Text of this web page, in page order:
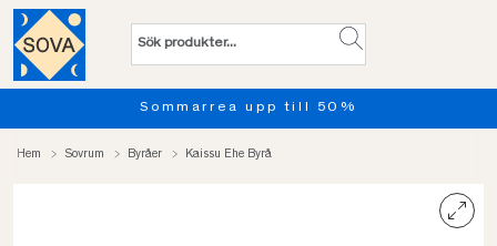
Sommarrea upp till 50%
Hem Sovrum Byråer Kaissu Ehe Byrå